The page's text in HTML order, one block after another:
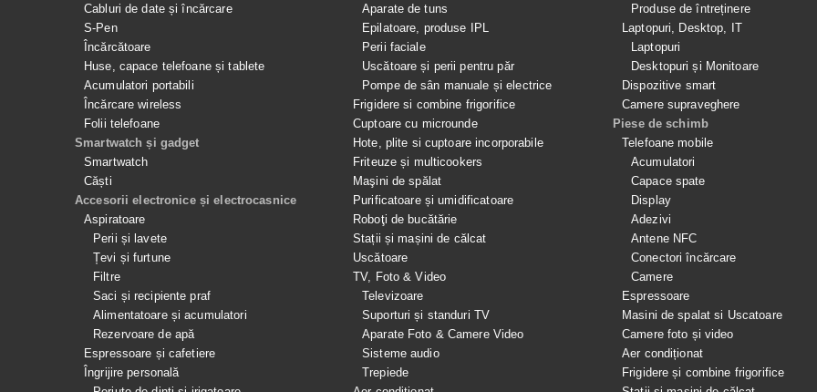
Cabluri de date și încărcare
S-Pen
Încărcătoare
Huse, capace telefoane și tablete
Acumulatori portabili
Încărcare wireless
Folii telefoane
Smartwatch și gadget
Smartwatch
Căști
Accesorii electronice și electrocasnice
Aspiratoare
Perii și lavete
Țevi și furtune
Filtre
Saci și recipiente praf
Alimentatoare și acumulatori
Rezervoare de apă
Espressoare și cafetiere
Îngrijire personală
Aparate de tuns
Epilatoare, produse IPL
Perii faciale
Uscătoare și perii pentru păr
Pompe de sân manuale și electrice
Frigidere si combine frigorifice
Cuptoare cu microunde
Hote, plite si cuptoare incorporabile
Friteuze și multicookers
Maşini de spălat
Purificatoare și umidificatoare
Roboţi de bucătărie
Stații și mașini de călcat
Uscătoare
TV, Foto & Video
Televizoare
Suporturi și standuri TV
Aparate Foto & Camere Video
Sisteme audio
Trepiede
Produse de întreținere
Laptopuri, Desktop, IT
Laptopuri
Desktopuri și Monitoare
Dispozitive smart
Camere supraveghere
Piese de schimb
Telefoane mobile
Acumulatori
Capace spate
Display
Adezivi
Antene NFC
Conectori încărcare
Camere
Espressoare
Masini de spalat si Uscatoare
Camere foto și video
Aer condiționat
Frigidere și combine frigorifice